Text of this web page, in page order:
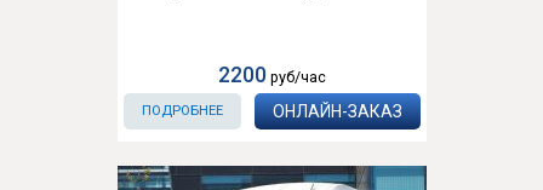
2200 руб/час
ПОДРОБНЕЕ ОНЛАЙН-ЗАКАЗ